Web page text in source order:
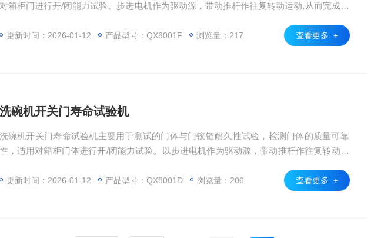
对箱柜门进行开/闭能力试验。步进电机作为驱动源，带动推杆作往复转动运动,从而完成对
的夹具,可满足多种洗衣机/电烤箱门的型式要求，通用性强,操作简单,控制方便,故障率低。
更新时间：2026-01-12 产品型号：QX8001F 浏览量：217 查看更多 +
洗碗机开关门寿命试验机
洗碗机开关门寿命试验机主要用于测试的门体与门铰链耐久性试验，检测门体的质量可靠
性，适用对箱柜门体进行开/闭能力试验。以步进电机作为驱动源，带动推杆作往复转动运
开关门的动作。通过PLC控制对产品进行上下开门测试动作，配合灵活多变的夹具,可满足
更新时间：2026-01-12 产品型号：QX8001D 浏览量：206 查看更多 +